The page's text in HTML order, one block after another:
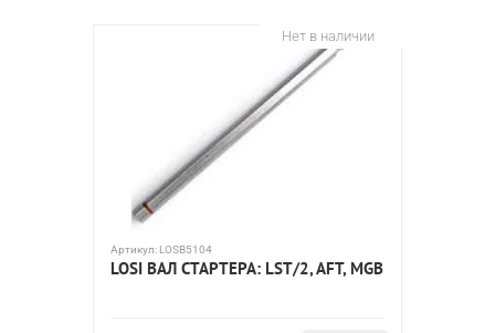
LST XXL Monster Truck
Mega Baja
Mini-Desert Truck
Mini Rockstar
Mini-T Stadium Truck
Rolling Chassis 2WD
Stronghold
Нет в наличии
Артикул: LOSB5104
LOSI ВАЛ СТАРТЕРА: LST/2, AFT, MGB